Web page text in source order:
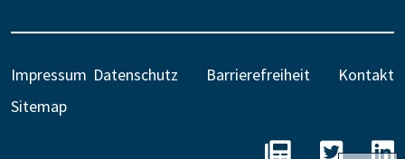
Impressum Datenschutz Barrierefreiheit
Kontakt
Sitemap
BEE - Unseren
BEE auf